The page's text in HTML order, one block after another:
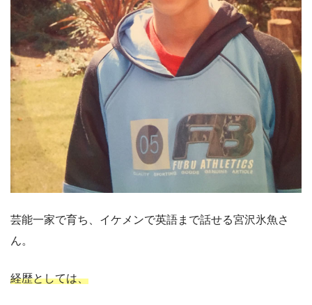
芸能一家で育ち、イケメンで英語まで話せる宮沢氷魚さ
ん。
経歴としては、